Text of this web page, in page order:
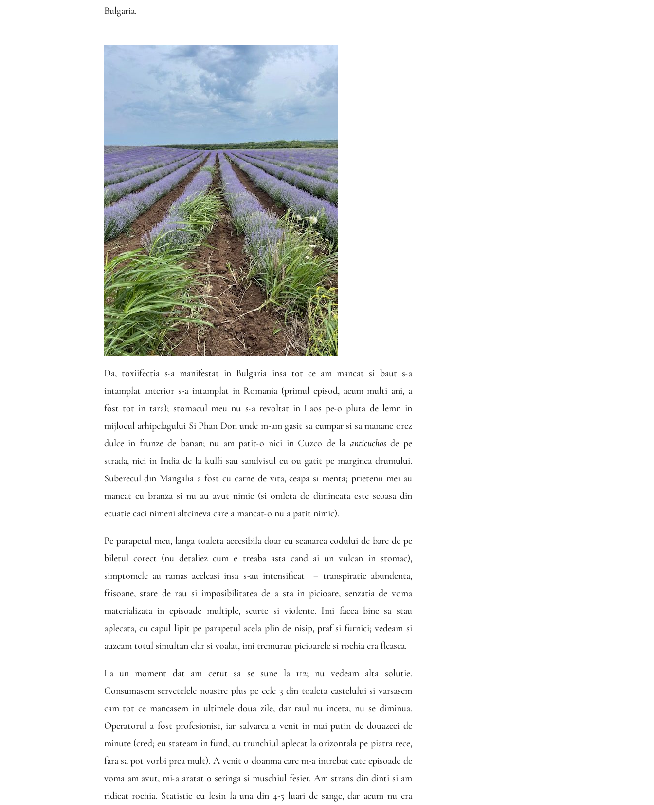
Bulgaria.
Da, toxiifectia s-a manifestat in Bulgaria insa tot ce am mancat si baut s-a
intamplat anterior s-a intamplat in Romania (primul episod, acum multi ani, a
fost tot in tara); stomacul meu nu s-a revoltat in Laos pe-o pluta de lemn in
mijlocul arhipelagului Si Phan Don unde m-am gasit sa cumpar si sa mananc orez
dulce in frunze de banan; nu am patit-o nici in Cuzco de la anticuchosde pe
strada, nici in India de la kulfi sau sandvisul cu ou gatit pe marginea drumului.
Suberecul din Mangalia a fost cu carne de vita, ceapa si menta; prietenii mei au
mancat cu branza si nu au avut nimic (si omleta de dimineata este scoasa din
ecuatie caci nimeni altcineva care a mancat-o nu a patit nimic).
Pe parapetul meu, langa toaleta accesibila doar cu scanarea codului de bare de pe
biletul corect (nu detaliez cum e treaba asta cand ai un vulcan in stomac),
simptomele au ramas aceleasi insa s-au intensificat
– transpiratie abundenta,
frisoane, stare de rau si imposibilitatea de a sta in picioare, senzatia de voma
materializata in episoade multiple, scurte si violente. Imi facea bine sa stau
aplecata, cu capul lipit pe parapetul acela plin de nisip, praf si furnici; vedeam si
auzeam totul simultan clar si voalat, imi tremurau picioarele si rochia era fleasca.
La un moment dat am cerut sa se sune la 112; nu vedeam alta solutie.
Consumasem servetelele noastre plus pe cele 3 din toaleta castelului si varsasem
cam tot ce mancasem in ultimele doua zile, dar raul nu inceta, nu se diminua.
Operatorul a fost profesionist, iar salvarea a venit in mai putin de douazeci de
minute (cred; eu stateam in fund, cu trunchiul aplecat la orizontala pe piatra rece,
fara sa pot vorbi prea mult). A venit o doamna care m-a intrebat cate episoade de
voma am avut, mi-a aratat o seringa si muschiul fesier. Am strans din dinti si am
ridicat rochia. Statistic eu lesin la una din 4-5 luari de sange, dar acum nu era